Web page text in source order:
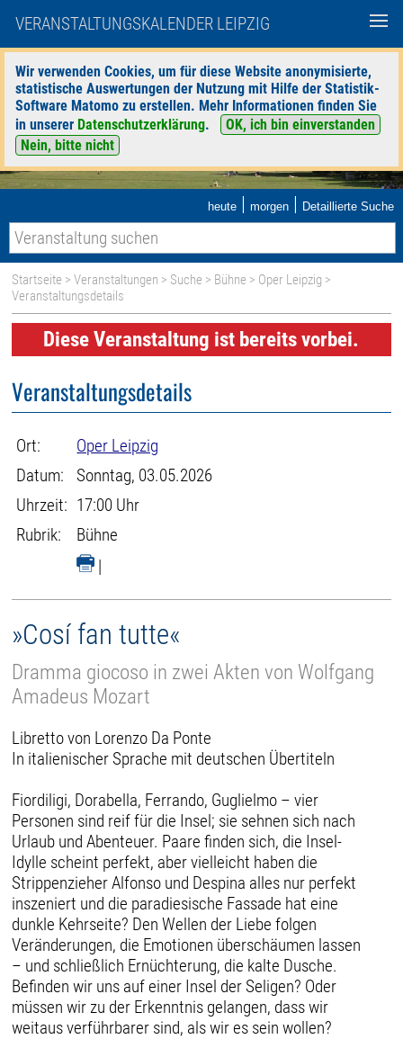
VERANSTALTUNGSKALENDER LEIPZIG
Wir verwenden Cookies, um für diese Website anonymisierte,
statistische Auswertungen der Nutzung mit Hilfe der Statistik-
Software Matomo zu erstellen. Mehr Informationen finden Sie
in unserer Datenschutzerklärung.
OK, ich bin einverstanden
Nein, bitte nicht
heute | morgen | Detaillierte Suche
Startseite >Veranstaltungen > Suche > Bühne > Oper Leipzig >
Veranstaltungsdetails
Diese Veranstaltung ist bereits vorbei.
Veranstaltungsdetails
Ort:
Oper Leipzig
Datum:
Sonntag, 03.05.2026
Uhrzeit: 17:00 Uhr
Rubrik:
Bühne
|
»Cosí fan tutte«
Dramma giocoso in zwei Akten von Wolfgang
Amadeus Mozart
Libretto von Lorenzo Da Ponte
In italienischer Sprache mit deutschen Übertiteln
Fiordiligi, Dorabella, Ferrando, Guglielmo – vier
Personen sind reif für die Insel; sie sehnen sich nach
Urlaub und Abenteuer. Paare finden sich, die Insel-
Idylle scheint perfekt, aber vielleicht haben die
Strippenzieher Alfonso und Despina alles nur perfekt
inszeniert und die paradiesische Fassade hat eine
dunkle Kehrseite? Den Wellen der Liebe folgen
Veränderungen, die Emotionen überschäumen lassen
– und schließlich Ernüchterung, die kalte Dusche.
Befinden wir uns auf einer Insel der Seligen? Oder
müssen wir zu der Erkenntnis gelangen, dass wir
weitaus verführbarer sind, als wir es sein wollen?